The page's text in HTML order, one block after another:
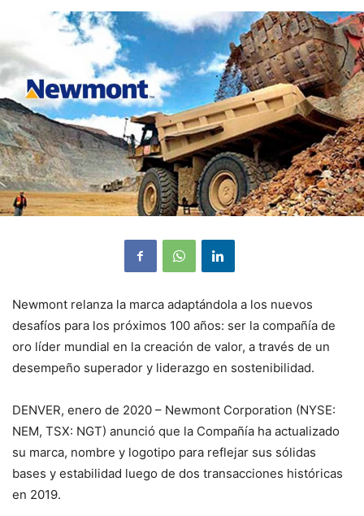
Newmont relanza la marca adaptándola a los nuevos
desafíos para los próximos 100 años: ser la compañía de
oro líder mundial en la creación de valor, a través de un
desempeño superador y liderazgo en sostenibilidad.
DENVER, enero de 2020 – Newmont Corporation (NYSE:
NEM, TSX: NGT) anunció que la Compañía ha actualizado
su marca, nombre y logotipo para reflejar sus sólidas
bases y estabilidad luego de dos transacciones históricas
en 2019.